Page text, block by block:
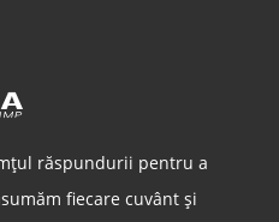
răspundurii pentru a
fiecare cuvânt și